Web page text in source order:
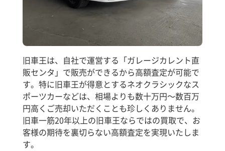
旧車王は、自社で運営する「ガレージカレント直
販センタ」で販売ができるから高額査定が可能で
す。特に旧車王が得意とするネオクラシックなス
ポーツカーなどは、相場よりも数十万円～数百万
円高くご売却いただくことも珍しくありません。
旧車一筋20年以上の旧車王ならではの買取で、お
客様の期待を裏切らない高額査定を実現いたしま
す。